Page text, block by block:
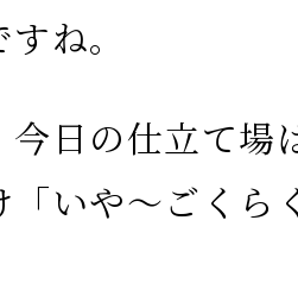
ね。
今日の仕立て場
「いや〜ごくら